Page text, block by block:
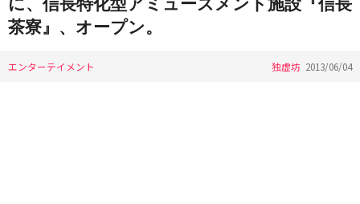
茶寮』、オープン。
エンターテイメント 独虚坊 2013/06/04